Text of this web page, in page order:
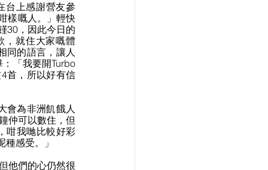
台上感謝營友參
樣嘅人。」輕快
30，因此今日的
，就住大家嘅體
同的語言，讓人
「我要開Turbo
首，所以好有信
會為非洲飢餓人
仲可以數住，但
咁我哋比較好彩
感受。」
他們的心仍然很